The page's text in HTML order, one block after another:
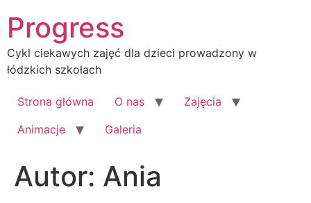
Progress
Cykl ciekawych zajęć dla dzieci prowadzony w
łódzkich szkołach
Strona główna O nas
Zajęcia
Animacje
Galeria
Autor: Ania